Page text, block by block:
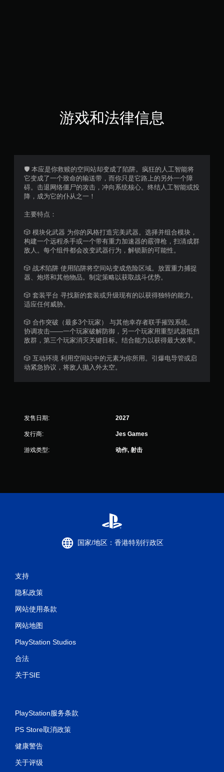
游戏和法律信息
🛡 本应是你救赎的空间站却变成了陷阱。疯狂的人工智能将
它变成了一个致命的输送带，而你只是它路上的另外一个障
碍。击退网络僵尸的攻击，冲向系统核心。终结人工智能或投
降，成为它的仆从之一！
主要特点：
🎲 模块化武器 为你的风格打造完美武器。选择并组合模块，
构建一个远程杀手或一个带有重力加速器的霰弹枪，扫清成群
敌人。每个组件都会改变武器行为，解锁新的可能性。
🎲 战术陷阱 使用陷阱将空间站变成危险区域。放置重力捕捉
器、炮塔和其他物品。制定策略以获取战斗优势。
🎲 套装平台 寻找新的套装或升级现有的以获得独特的能力。
适应任何威胁。
🎲 合作突破（最多3个玩家） 与其他幸存者联手摧毁系统。
协调攻击——一个玩家破解防御，另一个玩家用重型武器抵挡
敌群，第三个玩家消灭关键目标。结合能力以获得最大效率。
🎲 互动环境 利用空间站中的元素为你所用。引爆电导管或启
动紧急协议，将敌人抛入外太空。
发售日期: 2027
发行商: Jes Games
游戏类型: 动作, 射击
国家/地区：香港特别行政区
支持
隐私政策
网站使用条款
网站地图
PlayStation Studios
合法
关于SIE
PlayStation服务条款
PS Store取消政策
健康警告
关于评级